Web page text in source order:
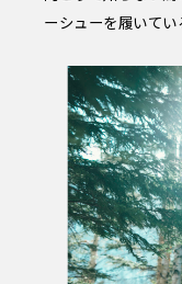
ーシューを履いてい